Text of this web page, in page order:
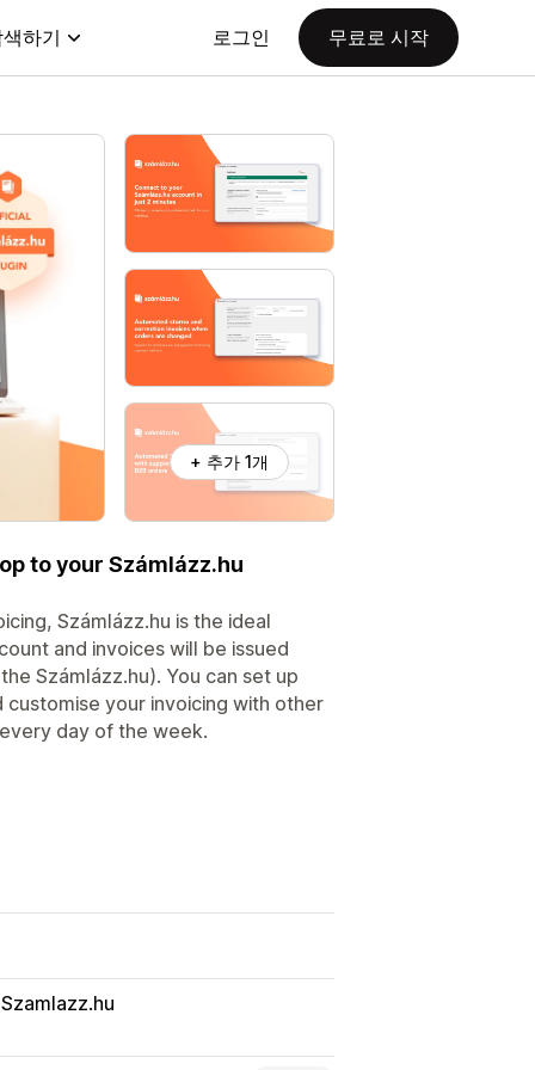
하기 로그인 무료로 시작
+ 추가 1개
to your Számlázz.hu
Számlázz.hu is the ideal
and invoices will be issued
Számlázz.hu). You can set up
your invoicing with other
day of the week.
Szamlazz.hu